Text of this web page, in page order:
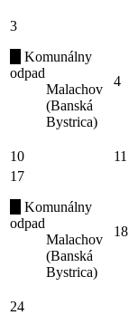
3
Komunálny
odpad
Malachov
(Banská
Bystrica)
4
10 11
17
Komunálny
odpad
Malachov
(Banská
Bystrica)
18
24